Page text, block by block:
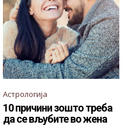
Астрологија
10 причини зошто треба
да се вљубите во жена